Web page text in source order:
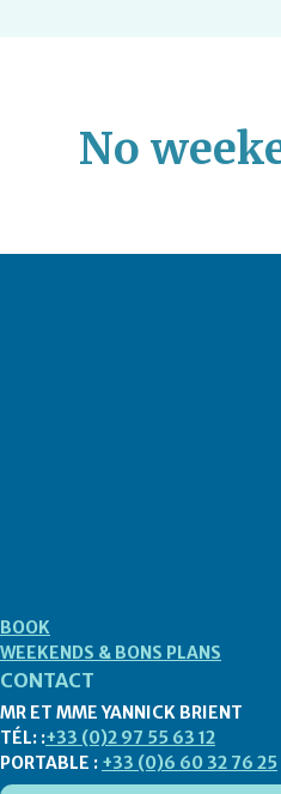
No
BOOK
WEEKENDS & BONS PLANS
CONTACT
MR ET MME YANNICK BRIENT
TÉL: :+33 (0)2 97 55 63 12
PORTABLE : +33 (0)6 60 32 76 25